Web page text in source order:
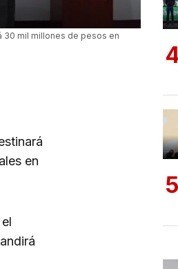
30 mil millones de pesos en
en